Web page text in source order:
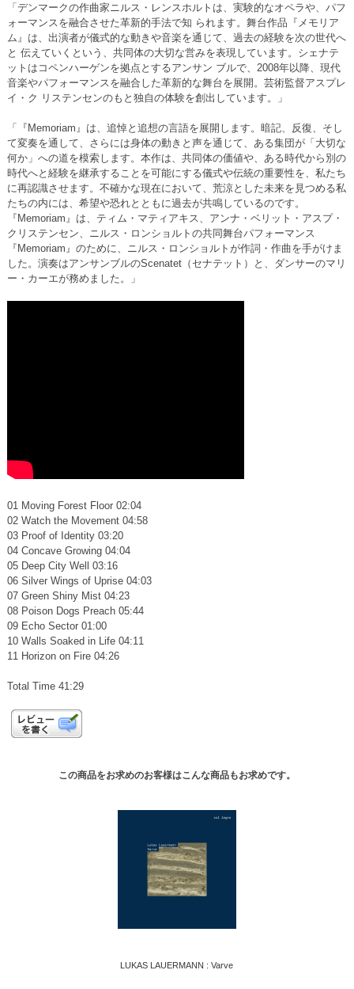
「デンマークの作曲家ニルス・レンスホルトは、実験的なオペラや、パフ
ォーマンスを融合させた革新的手法で知 られます。舞台作品『メモリア
ム』は、出演者が儀式的な動きや音楽を通じて、過去の経験を次の世代へ
と 伝えていくという、共同体の大切な営みを表現しています。シェナテ
ットはコペンハーゲンを拠点とするアンサン ブルで、2008年以降、現代
音楽やパフォーマンスを融合した革新的な舞台を展開。芸術監督アスプレ
イ・ク リステンセンのもと独自の体験を創出しています。」
「『Memoriam』は、追悼と追想の言語を展開します。暗記、反復、そし
て変奏を通して、さらには身体の動きと声を通じて、ある集団が「大切な
何か」への道を模索します。本作は、共同体の価値や、ある時代から別の
時代へと経験を継承することを可能にする儀式や伝統の重要性を、私たち
に再認識させます。不確かな現在において、荒涼とした未来を見つめる私
たちの内には、希望や恐れとともに過去が共鳴しているのです。
『Memoriam』は、ティム・マティアキス、アンナ・ベリット・アスプ・
クリステンセン、ニルス・ロンショルトの共同舞台パフォーマンス
『Memoriam』のために、ニルス・ロンショルトが作詞・作曲を手がけま
した。演奏はアンサンブルのScenatet（セナテット）と、ダンサーのマリ
ー・カーエが務めました。」
01 Moving Forest Floor 02:04
02 Watch the Movement 04:58
03 Proof of Identity 03:20
04 Concave Growing 04:04
05 Deep City Well 03:16
06 Silver Wings of Uprise 04:03
07 Green Shiny Mist 04:23
08 Poison Dogs Preach 05:44
09 Echo Sector 01:00
10 Walls Soaked in Life 04:11
11 Horizon on Fire 04:26
Total Time 41:29
この商品をお求めのお客様はこんな商品もお求めです。
LUKAS LAUERMANN : Varve